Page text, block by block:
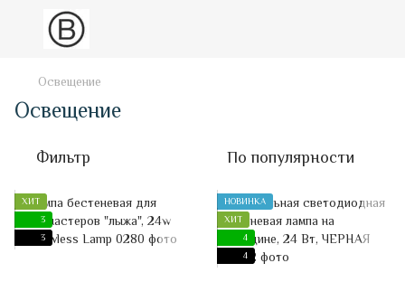
Освещение
Освещение
Фильтр По популярности
ХИТ
3
3
НОВИНКА
ХИТ
4
4